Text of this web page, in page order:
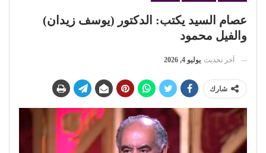
عصام السيد يكتب: الدكتور (يوسف زيدان)
والفيل محمود
آخر تحديث يوليو 4, 2026
شارك